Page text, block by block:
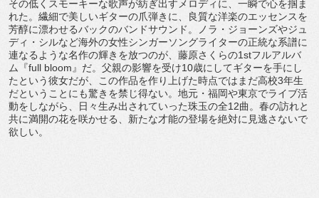
その低くスモーキーな歌声が紡ぎ出すメロディに、一瞬で心を掴ま
れた。繊細で美しいギターの爪弾きに、良質な洋楽のエッセンスを
芳醇に漂わせるバックのバンドサウンド。ノラ・ジョーンズやジュ
ディ・シルなど海外の女性シンガーソングライターの正統な系譜に
連なるような名作の輝きを放つのが、藤原さくらの1stフルアルバ
ム『full bloom』だ。父親の影響を受け10歳にしてギターを手にし
たという彼女だが、この作品を作り上げた時点ではまだ高校3年生
だということにも驚きを禁じ得ない。地元・福岡や東京でライブ活
動をしながら、日々生み出されていった珠玉の全12曲。春の訪れと
共に満開の花を咲かせる、新たな才能の登場を絶対に見逃さないで
欲しい。